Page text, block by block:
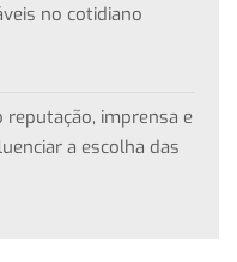
no cotidiano
reputação, imprensa e
a escolha das